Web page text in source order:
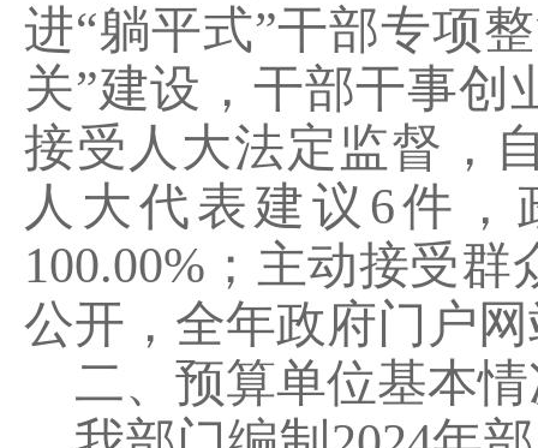
进“躺平式”干部专项
关”建设，干部干事创
接受人大法定监督，
人大代表建议 6件，
100.00% ；主动接受
公开，全年政府门户
二、预算单位基本